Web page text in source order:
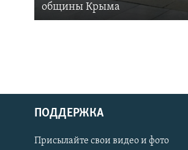
Українською
общины Крыма
ПОДДЕРЖКА
Присылайте свои видео и фото